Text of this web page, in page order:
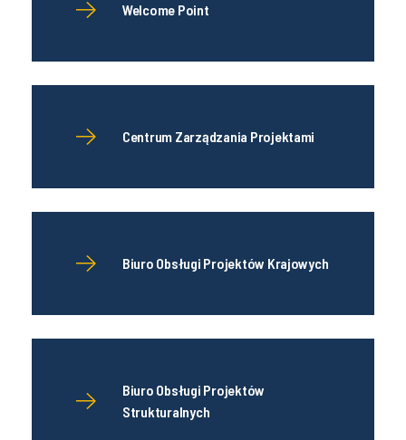
Welcome Point
Centrum Zarządzania Projektami
Biuro Obsługi Projektów Krajowych
Biuro Obsługi Projektów
Strukturalnych